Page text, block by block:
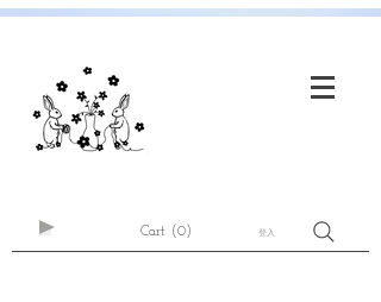
Cart (0) 登入